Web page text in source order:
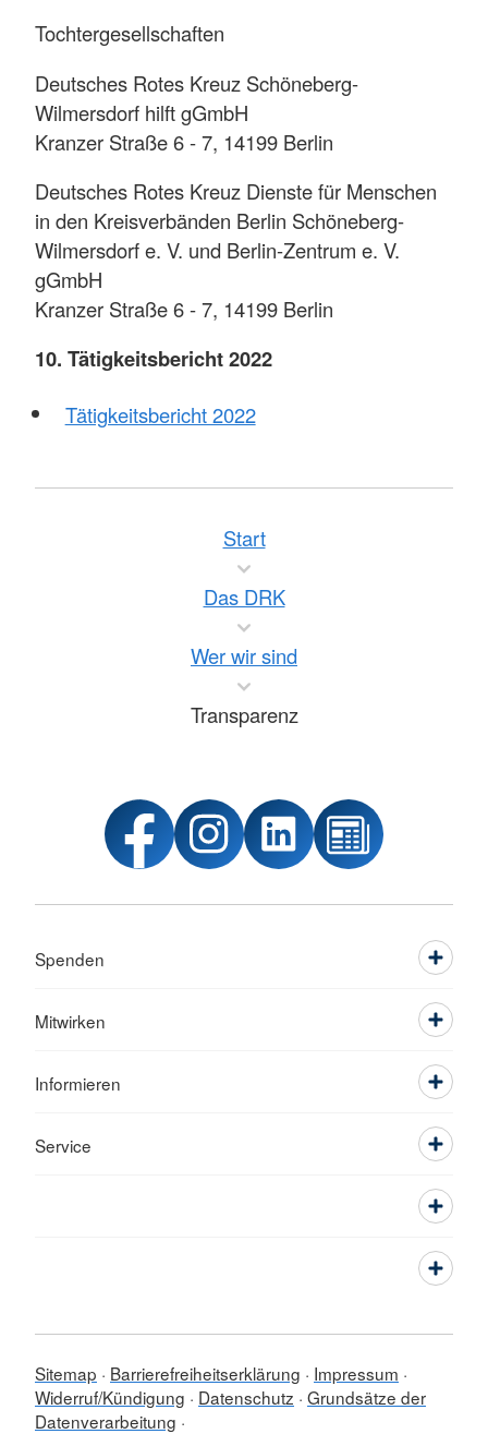
Tochtergesellschaften
Deutsches Rotes Kreuz Schöneberg-
Wilmersdorf hilft gGmbH
Kranzer Straße 6 - 7, 14199 Berlin
Deutsches Rotes Kreuz Dienste für Menschen
in den Kreisverbänden Berlin Schöneberg-
Wilmersdorf e. V. und Berlin-Zentrum e. V.
gGmbH
Kranzer Straße 6 - 7, 14199 Berlin
10. Tätigkeitsbericht 2022
Tätigkeitsbericht 2022
Start
Das DRK
Wer wir sind
Transparenz
Spenden
Mitwirken
Informieren
Service
Sitemap Barrierefreiheitserklärung
Impressum
Widerruf/Kündigung
Datenschutz Grundsätze der
Datenverarbeitung